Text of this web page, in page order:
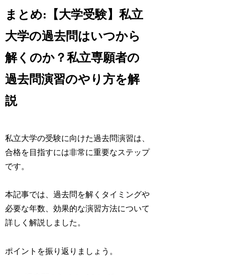
まとめ:【大学受験】私立
大学の過去問はいつから
解くのか？私立専願者の
過去問演習のやり方を解
説
私立大学の受験に向けた過去問演習は、
合格を目指すには非常に重要なステップ
です。
本記事では、過去問を解くタイミングや
必要な年数、効果的な演習方法について
詳しく解説しました。
ポイントを振り返りましょう。